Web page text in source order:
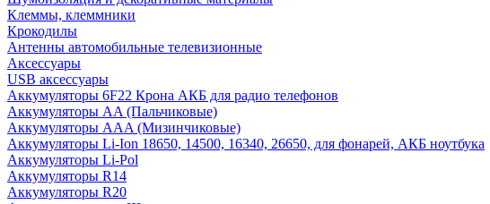
Клеммы, клеммники
Крокодилы
Антенны автомобильные телевизионные
Аксессуары
USB аксессуары
Аккумуляторы 6F22 Крона АКБ для радио телефонов
Аккумуляторы AA (Пальчиковые)
Аккумуляторы AAA (Мизинчиковые)
Аккумуляторы Li-Ion 18650, 14500, 16340, 26650, для фонарей, АКБ ноутбука
Аккумуляторы Li-Pol
Аккумуляторы R14
Аккумуляторы R20